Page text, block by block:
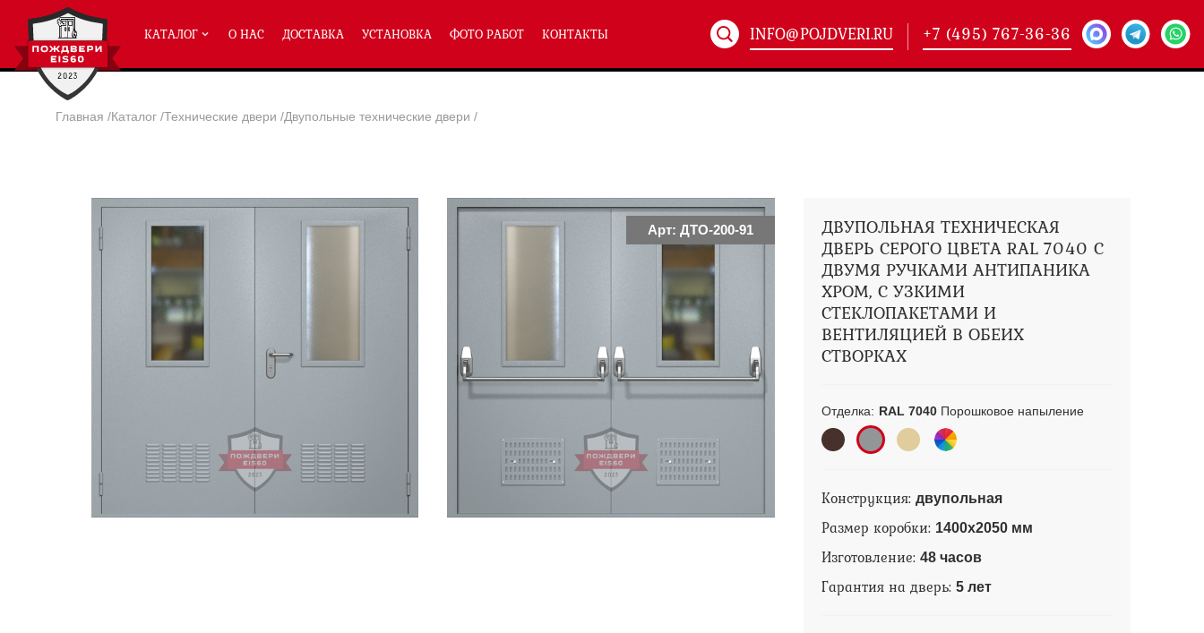
КАТАЛОГ
Полуторные двери ei-60(204)
Двупольные двери ei-60
Глухие двери ei-60
Остекленные двери ei-60
Двери антипаника ei-60
Дымогазонепрницаемые двери eis-60
Двери ei-60 с отбойником
Двери ei-60 для медицинских учреждений
Противопожарные двери со стыковочным узлом
Полуторные технические двери
Двупольные технические двери(178)
О НАС ДОСТАВКА УСТАНОВКА ФОТО РАБОТ КОНТАКТЫ INFO@POJDVERI.RU +7 (495) 767-36-36
Главная /Каталог /Технические двери /Двупольные технические двери /
Арт: ДТО-200-91
ДВУПОЛЬНАЯ ТЕХНИЧЕСКАЯ
ДВЕРЬ СЕРОГО ЦВЕТА RAL 7040 С
ДВУМЯ РУЧКАМИ АНТИПАНИКА
ХРОМ, С УЗКИМИ
СТЕКЛОПАКЕТАМИ И
ВЕНТИЛЯЦИЕЙ В ОБЕИХ
СТВОРКАХ
Отделка: RAL 7040Порошковое напыление
Конструкция: двупольная
Размер коробки: 1400х2050 мм
Изготовление: 48 часов
Гарантия на дверь: 5 лет